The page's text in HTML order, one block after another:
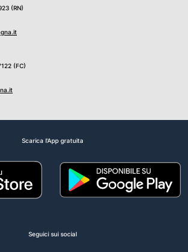
(RN)
(FC)
Scarica l'App gratuita
Seguici sui social